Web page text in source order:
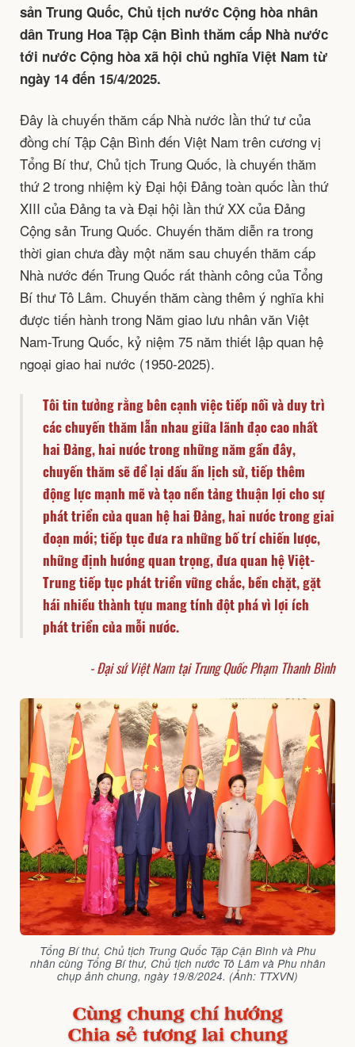
sản Trung Quốc, Chủ tịch nước Cộng hòa nhân
dân Trung Hoa Tập Cận Bình thăm cấp Nhà nước
tới nước Cộng hòa xã hội chủ nghĩa Việt Nam từ
ngày 14 đến 15/4/2025.
Đây là chuyến thăm cấp Nhà nước lần thứ tư của
đồng chí Tập Cận Bình đến Việt Nam trên cương vị
Tổng Bí thư, Chủ tịch Trung Quốc, là chuyến thăm
thứ 2 trong nhiệm kỳ Đại hội Đảng toàn quốc lần thứ
XIII của Đảng ta và Đại hội lần thứ XX của Đảng
Cộng sản Trung Quốc. Chuyến thăm diễn ra trong
thời gian chưa đầy một năm sau chuyến thăm cấp
Nhà nước đến Trung Quốc rất thành công của Tổng
Bí thư Tô Lâm. Chuyến thăm càng thêm ý nghĩa khi
được tiến hành trong Năm giao lưu nhân văn Việt
Nam-Trung Quốc, kỷ niệm 75 năm thiết lập quan hệ
ngoại giao hai nước (1950-2025).
Tôi tin tưởng rằng bên cạnh việc tiếp nối và duy trì
các chuyến thăm lẫn nhau giữa lãnh đạo cao nhất
hai Đảng, hai nước trong những năm gần đây,
chuyến thăm sẽ để lại dấu ấn lịch sử, tiếp thêm
động lực mạnh mẽ và tạo nền tảng thuận lợi cho sự
phát triển của quan hệ hai Đảng, hai nước trong giai
đoạn mới; tiếp tục đưa ra những bố trí chiến lược,
những định hướng quan trọng, đưa quan hệ Việt-
Trung tiếp tục phát triển vững chắc, bền chặt, gặt
hái nhiều thành tựu mang tính đột phá vì lợi ích
phát triển của mỗi nước.
- Đại sứ Việt Nam tại Trung Quốc Phạm Thanh Bình
Tổng Bí thư, Chủ tịch Trung Quốc Tập Cận Bình và Phu
nhân cùng Tổng Bí thư, Chủ tịch nước Tô Lâm và Phu nhân
chụp ảnh chung, ngày 19/8/2024. (Ảnh: TTXVN)